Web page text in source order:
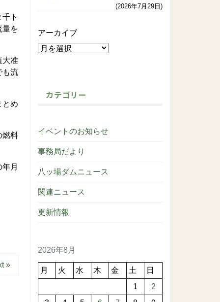
ト
量を
大准
も流
とめ
燃料
月
»
2026年7月29日
アーカイブ
カテゴリー
イベントのお知らせ
事務局だより
八ッ場ダムニュース
関連ニュース
更新情報
2026年8月
月 火 水 木 金 土
日
1
2